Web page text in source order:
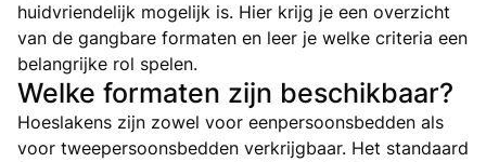
huidvriendelijk mogelijk is. Hier krijg je een overzicht
van de gangbare formaten en leer je welke criteria een
belangrijke rol spelen.
Welke formaten zijn beschikbaar?
Hoeslakens zijn zowel voor eenpersoonsbedden als
voor tweepersoonsbedden verkrijgbaar. Het standaard